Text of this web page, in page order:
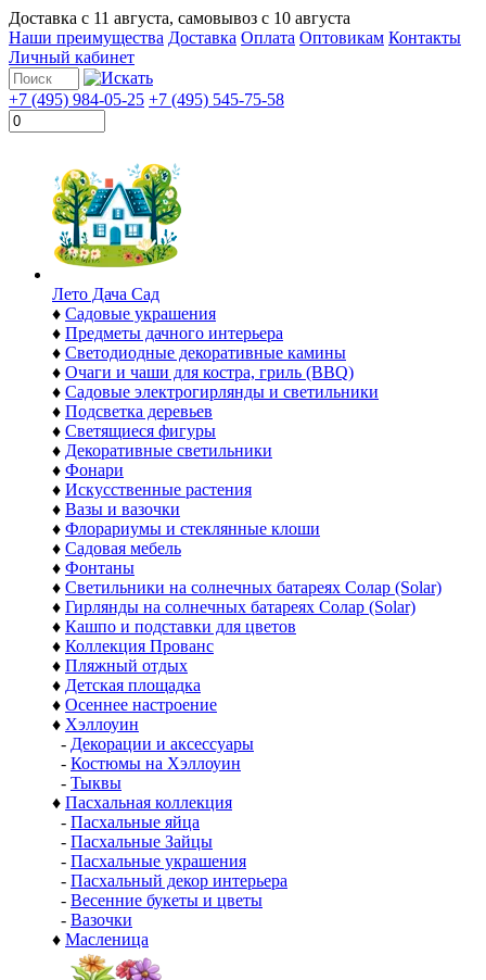
Доставка с 11 августа, самовывоз с 10 августа
Наши преимущества Доставка Оплата Оптовикам Контакты
Личный кабинет
+7 (495) 984-05-25 +7 (495) 545-75-58
Лето Дача Сад
♦ Садовые украшения
♦ Предметы дачного интерьера
♦ Светодиодные декоративные камины
♦ Очаги и чаши для костра, гриль (BBQ)
♦ Садовые электрогирлянды и светильники
♦ Подсветка деревьев
♦ Светящиеся фигуры
♦ Декоративные светильники
♦ Фонари
♦ Искусственные растения
♦ Вазы и вазочки
♦ Флорариумы и стеклянные клоши
♦ Садовая мебель
♦ Фонтаны
♦ Светильники на солнечных батареях Солар (Solar)
♦ Гирлянды на солнечных батареях Солар (Solar)
♦ Кашпо и подставки для цветов
♦ Коллекция Прованс
♦ Пляжный отдых
♦ Детская площадка
♦ Осеннее настроение
♦ Хэллоуин
- Декорации и аксессуары
- Костюмы на Хэллоуин
- Тыквы
♦ Пасхальная коллекция
- Пасхальные яйца
- Пасхальные Зайцы
- Пасхальные украшения
- Пасхальный декор интерьера
- Весенние букеты и цветы
- Вазочки
♦ Масленица